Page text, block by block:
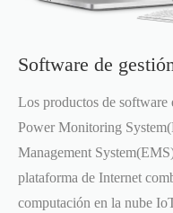
Software de
Los productos de
Power Monitoring
Management
plataforma de Internet
computación en la nube